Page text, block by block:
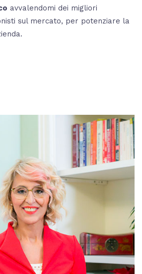
avvalendomi dei migliori
sul mercato, per potenziare la